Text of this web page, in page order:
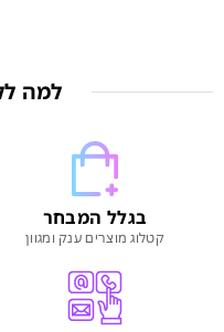
למה
בגלל המבחר
קטלוג מוצרים ענק ומגוון